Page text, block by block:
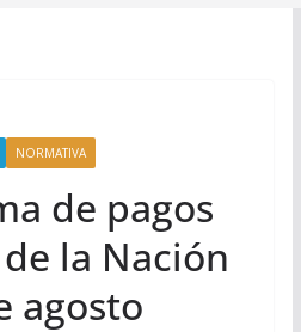
NORMATIVA
de pagos
la Nación
agosto